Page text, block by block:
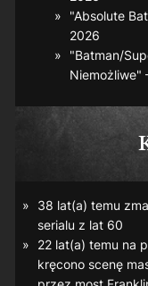
"Absolute
2026
"Batman/
Niemożliwe"
38 lat(a) temu
serialu z lat 60
22 lat(a) temu na
kręcono scenę